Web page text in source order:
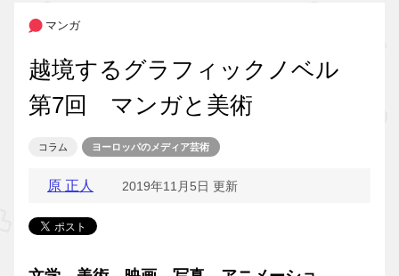
マンガ
越境するグラフィックノベル
第7回 マンガと美術
コラム ヨーロッパのメディア芸術
原 正人 2019年11月5日 更新